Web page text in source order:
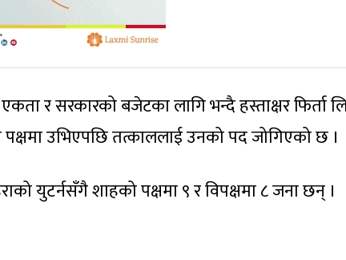
एकता र सरकारको बजेटका लागि भन्दै हस्ताक्षर फिर्ता
पक्षमा उभिएपछि तत्काललाई उनको पद जोगिएको छ ।
युटर्नसँगै शाहको पक्षमा ९ र विपक्षमा ८ जना छन् ।